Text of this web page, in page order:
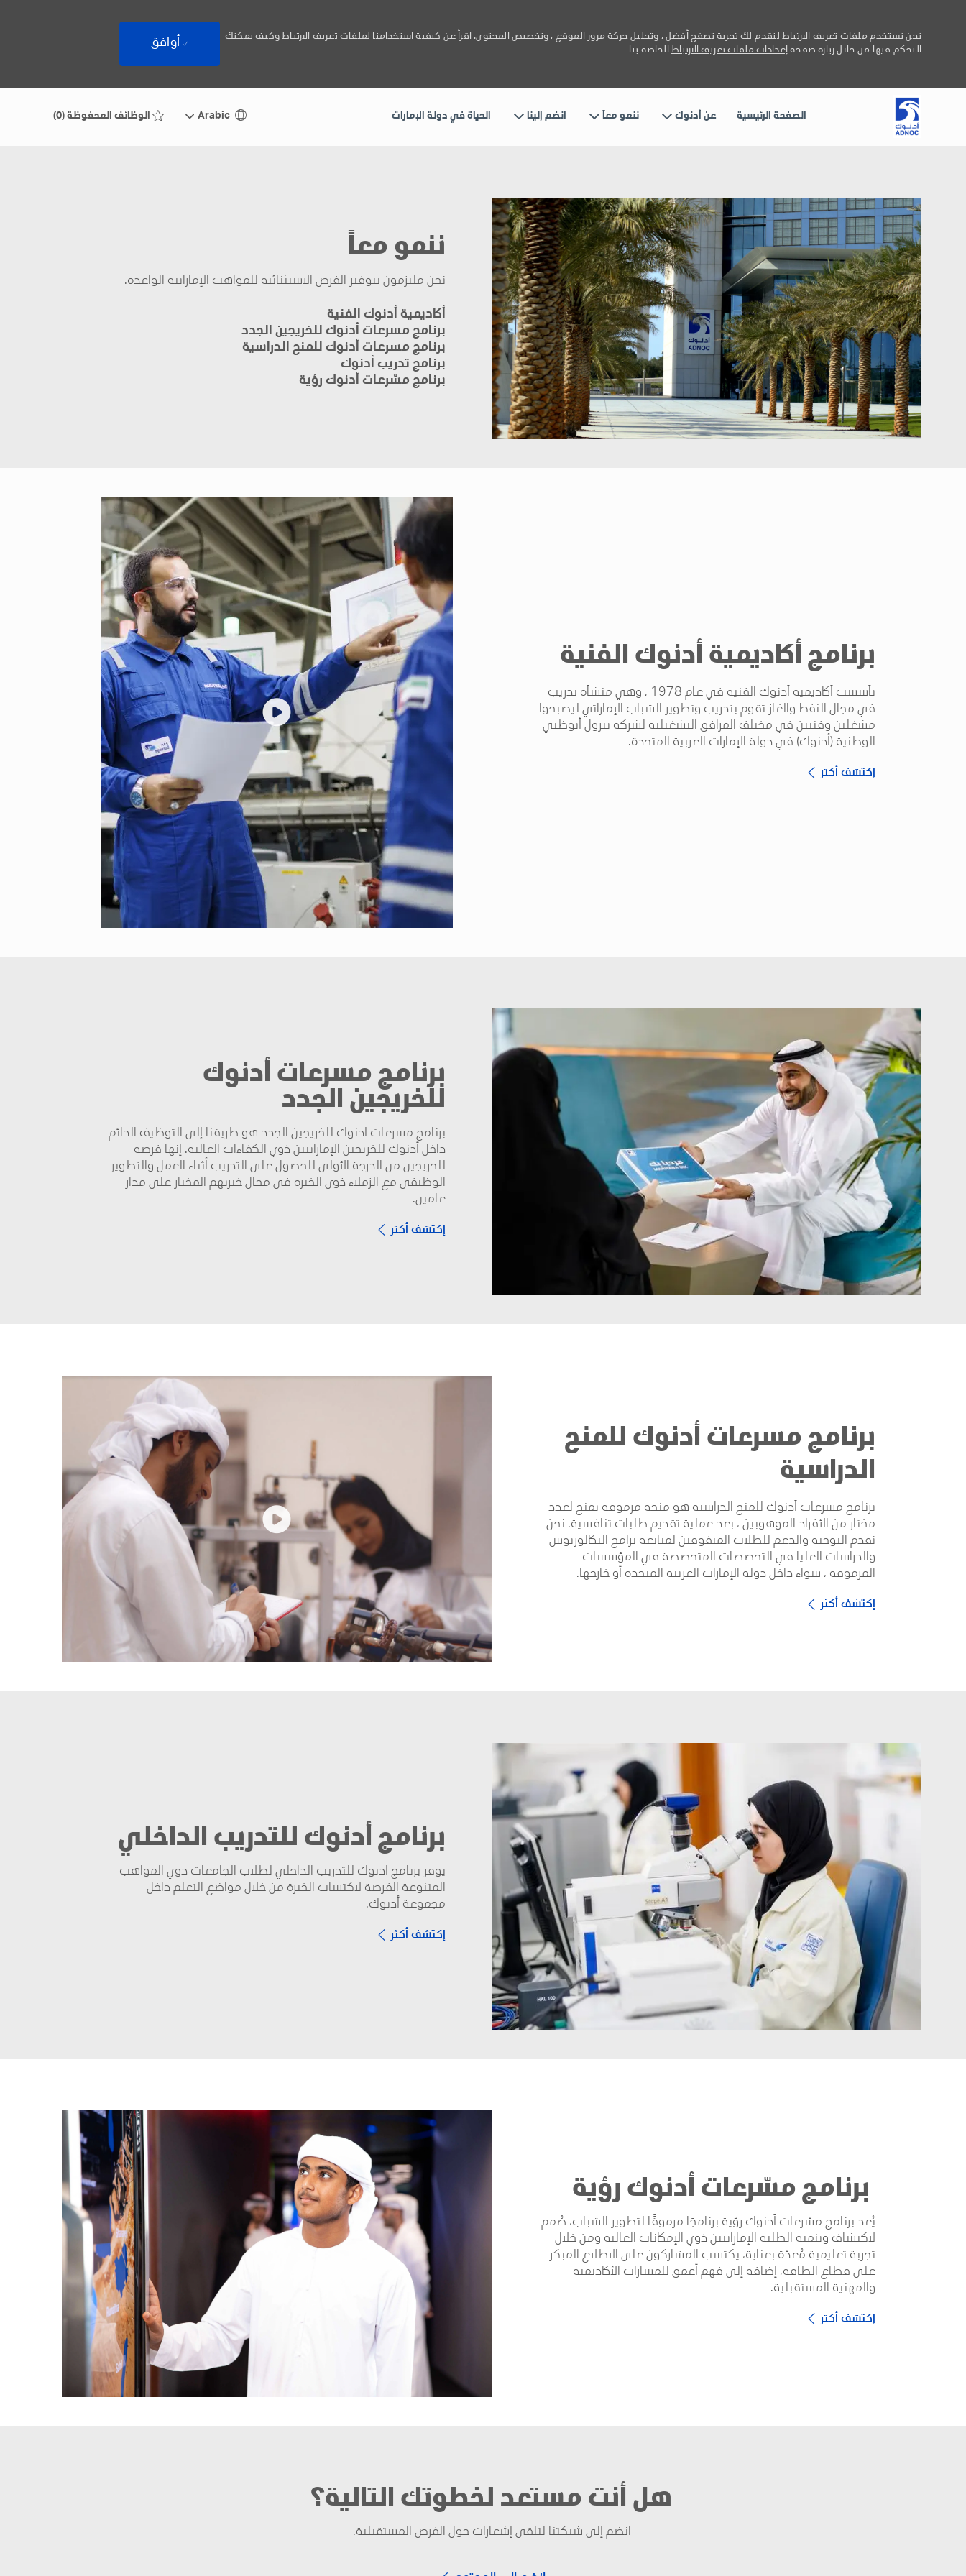
الصفحة الرئيسية عن أدنوك ننمو معاً انضم إلينا الحياة في دولة الإمارات Arabic الوظائف المحفوظة (0)
نحن نستخدم ملفات تعريف الارتباط لنقدم لك تجربة تصفح أفضل ، وتحليل حركة مرور الموقع ، وتخصيص المحتوى. اقرأ عن كيفية استخدامنا لملفات تعريف الارتباط وكيف يمكنك
التحكم فيها من خلال زيارة صفحة إعدادات ملفات تعريف الارتباط الخاصة بنا
أوافق
ننمو معاً
نحن ملتزمون بتوفير الفرص الاستثنائية للمواهب الإماراتية الواعدة.
أكاديمية أدنوك الفنية
برنامج مسرعات أدنوك للخريجين الجدد
برنامج مسرعات أدنوك للمنح الدراسية
برنامج تدريب أدنوك
برنامج مسّرعات أدنوك رؤية
برنامج أكاديمية أدنوك الفنية
تأسست أكاديمية أدنوك الفنية في عام 1978 ، وهي منشأة تدريب
في مجال النفط والغاز تقوم بتدريب وتطوير الشباب الإماراتي ليصبحوا
مشغلين وفنيين في مختلف المرافق التشغيلية لشركة بترول أبوظبي
الوطنية (أدنوك) في دولة الإمارات العربية المتحدة.
إكتشف أكثر
برنامج مسرعات أدنوك
للخريجين الجدد
برنامج مسرعات أدنوك للخريجين الجدد هو طريقنا إلى التوظيف الدائم
داخل أدنوك للخريجين الإماراتيين ذوي الكفاءات العالية. إنها فرصة
للخريجين من الدرجة الأولى للحصول على التدريب أثناء العمل والتطوير
الوظيفي مع الزملاء ذوي الخبرة في مجال خبرتهم المختار على مدار
عامين.
إكتشف أكثر
برنامج مسرعات أدنوك للمنح
الدراسية
برنامج مسرعات أدنوك للمنح الدراسية هو منحة مرموقة تمنح لعدد
مختار من الأفراد الموهوبين ، بعد عملية تقديم طلبات تنافسية. نحن
نقدم التوجيه والدعم للطلاب المتفوقين لمتابعة برامج البكالوريوس
والدراسات العليا في التخصصات المتخصصة في المؤسسات
المرموقة ، سواء داخل دولة الإمارات العربية المتحدة أو خارجها.
إكتشف أكثر
برنامج أدنوك للتدريب الداخلي
يوفر برنامج أدنوك للتدريب الداخلي لطلاب الجامعات ذوي المواهب
المتنوعة الفرصة لاكتساب الخبرة من خلال مواضع التعلم داخل
مجموعة أدنوك.
إكتشف أكثر
برنامج مسّرعات أدنوك رؤية
والمهنية المستقبلية.
إكتشف أكثر
هل أنت مستعد لخطوتك التالية؟
انضم إلى شبكتنا لتلقي إشعارات حول الفرص المستقبلية.